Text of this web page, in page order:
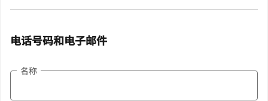
电话号码和电子邮件
名称